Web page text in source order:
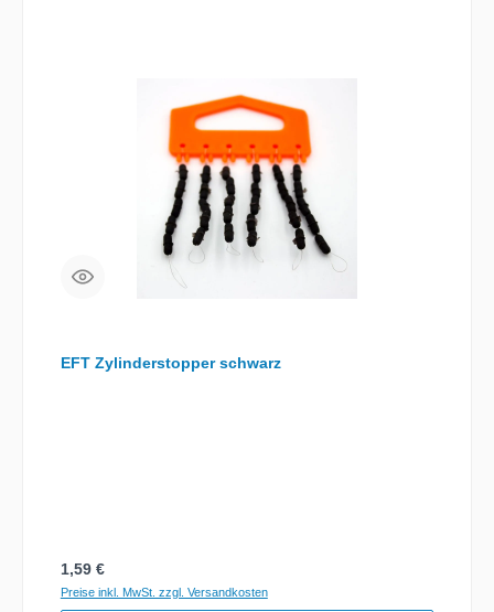
EFT Zylinderstopper schwarz
Regulärer Preis:
1,59 €
Preise inkl. MwSt. zzgl. Versandkosten